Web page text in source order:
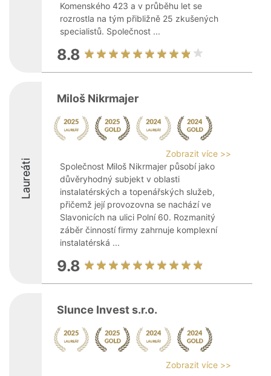
Komenského 423 a v průběhu let se
rozrostla na tým přibližně 25 zkušených
specialistů. Společnost ...
8.8
Laureáti
Miloš Nikrmajer
Zobrazit více >>
Společnost Miloš Nikrmajer působí jako
důvěryhodný subjekt v oblasti
instalatérských a topenářských služeb,
přičemž její provozovna se nachází ve
Slavonicích na ulici Polní 60. Rozmanitý
záběr činností firmy zahrnuje komplexní
instalatérská ...
9.8
Slunce Invest s.r.o.
Zobrazit více >>